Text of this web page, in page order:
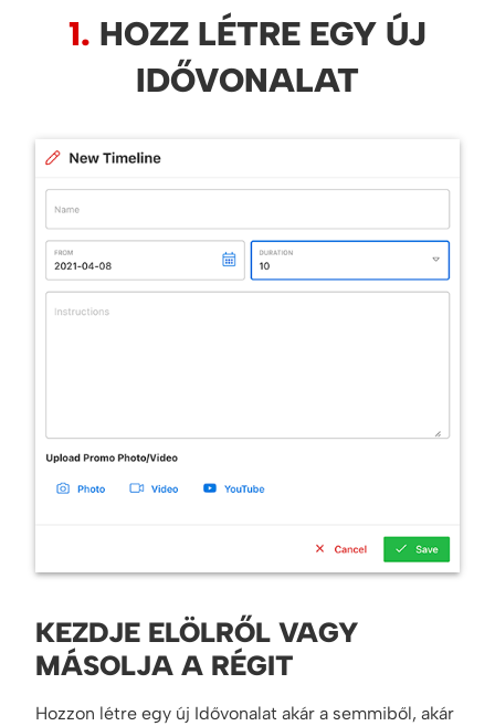
1. HOZZ LÉTRE EGY ÚJ
IDŐVONALAT
KEZDJE ELÖLRŐL VAGY
MÁSOLJA A RÉGIT
Hozzon létre egy új Idővonalat akár a semmiből, akár